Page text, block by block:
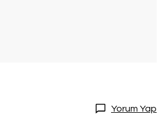
Yorum Yap